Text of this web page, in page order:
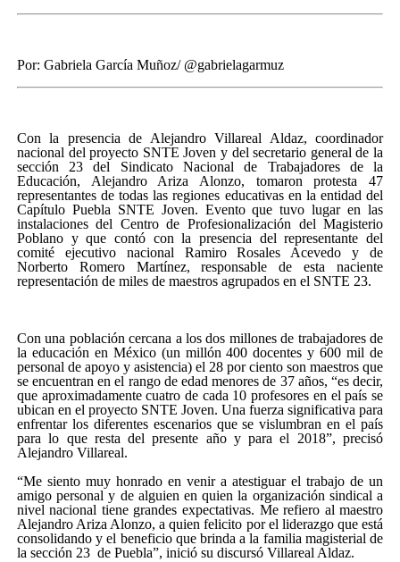
Por: Gabriela García Muñoz/ @gabrielagarmuz
Con la presencia de Alejandro Villareal Aldaz, coordinador
nacional del proyecto SNTE Joven y del secretario general de la
sección 23 del Sindicato Nacional de Trabajadores de la
Educación, Alejandro Ariza Alonzo, tomaron protesta 47
representantes de todas las regiones educativas en la entidad del
Capítulo Puebla SNTE Joven. Evento que tuvo lugar en las
instalaciones del Centro de Profesionalización del Magisterio
Poblano y que contó con la presencia del representante del
comité ejecutivo nacional Ramiro Rosales Acevedo y de
Norberto Romero Martínez, responsable de esta naciente
representación de miles de maestros agrupados en el SNTE 23.
Con una población cercana a los dos millones de trabajadores de
la educación en México (un millón 400 docentes y 600 mil de
personal de apoyo y asistencia) el 28 por ciento son maestros que
se encuentran en el rango de edad menores de 37 años, “es decir,
que aproximadamente cuatro de cada 10 profesores en el país se
ubican en el proyecto SNTE Joven. Una fuerza significativa para
enfrentar los diferentes escenarios que se vislumbran en el país
para lo que resta del presente año y para el 2018”, precisó
Alejandro Villareal.
“Me siento muy honrado en venir a atestiguar el trabajo de un
amigo personal y de alguien en quien la organización sindical a
nivel nacional tiene grandes expectativas. Me refiero al maestro
Alejandro Ariza Alonzo, a quien felicito por el liderazgo que está
consolidando y el beneficio que brinda a la familia magisterial de
la sección 23 de Puebla”, inició su discursó Villareal Aldaz.